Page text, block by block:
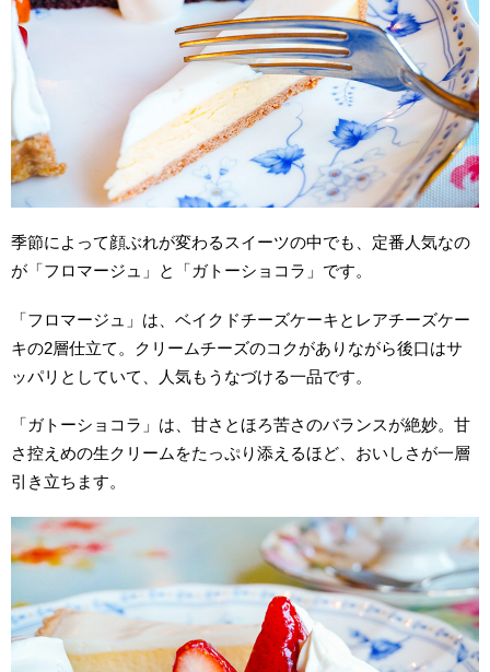
季節によって顔ぶれが変わるスイーツの中でも、定番人気なの
が「フロマージュ」と「ガトーショコラ」です。
「フロマージュ」は、ベイクドチーズケーキとレアチーズケー
キの2層仕立て。クリームチーズのコクがありながら後口はサ
ッパリとしていて、人気もうなづける一品です。
「ガトーショコラ」は、甘さとほろ苦さのバランスが絶妙。甘
さ控えめの生クリームをたっぷり添えるほど、おいしさが一層
引き立ちます。